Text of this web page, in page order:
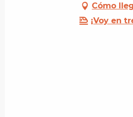
Cómo
¡Voy en